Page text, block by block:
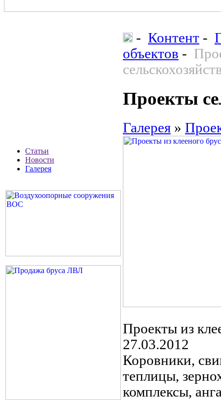
Статьи
Новости
Галерея
- Контент -
объектов -
Проекты
Галерея »
Проекты из
27.03.2012
Коровники,
теплицы,
комплексы,